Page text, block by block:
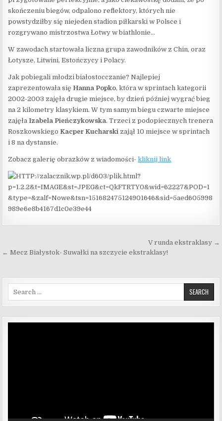
skończeniu biegów, odpalono reflektory, których nie
powstydziłby się niejeden stadion piłkarski w Polsce i
rozgrywano mistrzostwa Łotwy w biathlonie…
W zawodach startowała liczna grupa zawodników z Chin, oraz
Łotysze, Litwini, Estończycy i Polacy.
Jak pobiegali młodzi białostocczanie? Najlepiej
zaprezentowała się Hanna Popko, która w sprintach kategorii
2002-2003 zajęła drugie miejsce, by dzień później wygrać bieg
na 2 kilometry klasykiem. W tym samym biegu czwarte miejsce
zajęłaIzabela Pieńczykowska. Trzeci z podopiecznych trenera
RoszkowskiegoKacper Kucharski zajął 10 miejsce w sprintach
i 8 na dystansie.
Zobacz galerię obrazków z wiadomości-kliknij link
V runda ekstraklasy →
← Mecz Białystok- Suwałki na szczycie ekstraklasy!
Search for: